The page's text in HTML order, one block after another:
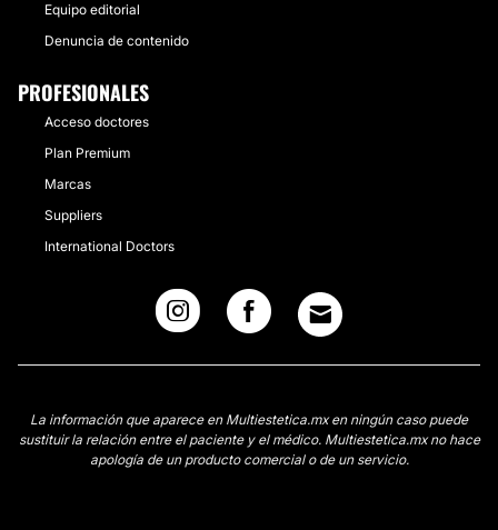
Equipo editorial
Denuncia de contenido
PROFESIONALES
Acceso doctores
Plan Premium
Marcas
Suppliers
International Doctors
La información que aparece en Multiestetica.mx en ningún caso puede
sustituir la relación entre el paciente y el médico. Multiestetica.mx no hace
apología de un producto comercial o de un servicio.